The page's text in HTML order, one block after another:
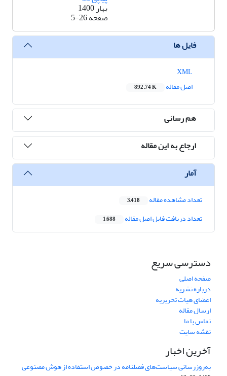
بهار 1400
صفحه5-26
فایل ها
اصل مقاله
892.74 K
هم رسانی
ارجاع به این مقاله
آمار
تعداد مشاهده مقاله 3,418
تعداد دریافت فایل اصل مقاله 1,688
دسترسی سریع
صفحه اصلی
درباره نشریه
اعضای هیات تحریریه
ارسال مقاله
تماس با ما
نقشه سایت
آخرین اخبار
به‌روزرسانی سیاست‌های فصلنامه در خصوص استفاده از هوش مصنوعی